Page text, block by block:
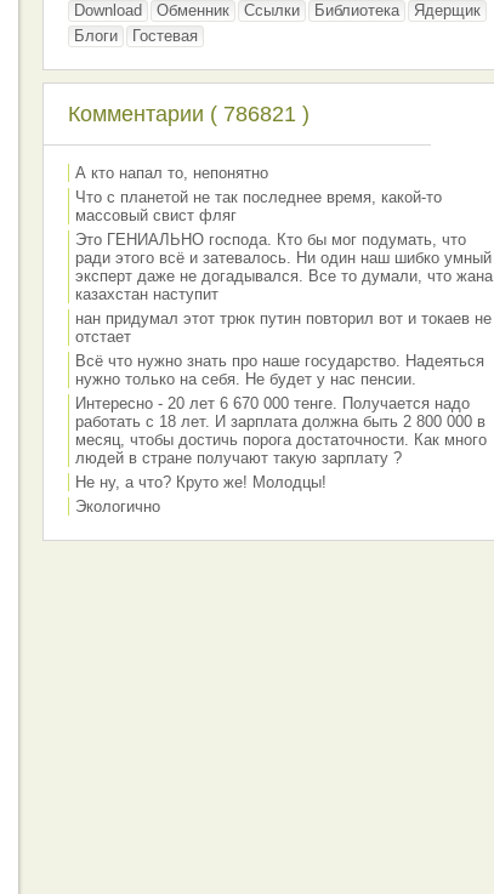
Download
Обменник Ссылки Библиотека
Ядерщик
Блоги
Гостевая
Комментарии ( 786821 )
А кто напал то, непонятно
Что с планетой не так последнее время, какой-то
массовый свист фляг
Это ГЕНИАЛЬНО господа. Кто бы мог подумать, что
ради этого всё и затевалось. Ни один наш шибко умный
эксперт даже не догадывался. Все то думали, что жана
казахстан наступит
нан придумал этот трюк путин повторил вот и токаев не
отстает
Всё что нужно знать про наше государство. Надеяться
нужно только на себя. Не будет у нас пенсии.
Интересно - 20 лет 6 670 000 тенге. Получается надо
работать с 18 лет. И зарплата должна быть 2 800 000 в
месяц, чтобы достичь порога достаточности. Как много
людей в стране получают такую зарплату ?
Не ну, а что? Круто же! Молодцы!
Экологично